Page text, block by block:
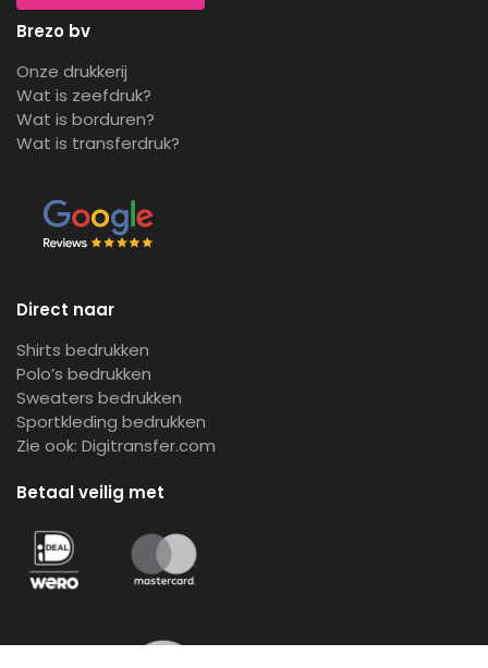
Brezo bv
Onze drukkerij
Wat is zeefdruk?
Wat is borduren?
Wat is transferdruk?
Direct naar
Shirts bedrukken
Polo’s bedrukken
Sweaters bedrukken
Sportkleding bedrukken
Zie ook: Digitransfer.com
Betaal veilig met